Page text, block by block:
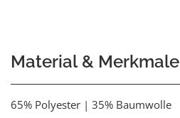
Material & Merkmale
65% Polyester | 35% Baumwolle